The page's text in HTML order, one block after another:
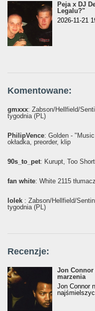
Peja x DJ
Legalu?"
2026-11-21
Komentowane:
gmxxx: Żabson/Hellfield/
tygodnia (PL)
PhilipVence: Golden -
okładka, preorder, klip
90s_to_pet: Kurupt, Too
fan white: White 2115
lolek : Żabson/Hellfield/
tygodnia (PL)
Recenzje:
Jon Connor
marzenia
Jon Connor